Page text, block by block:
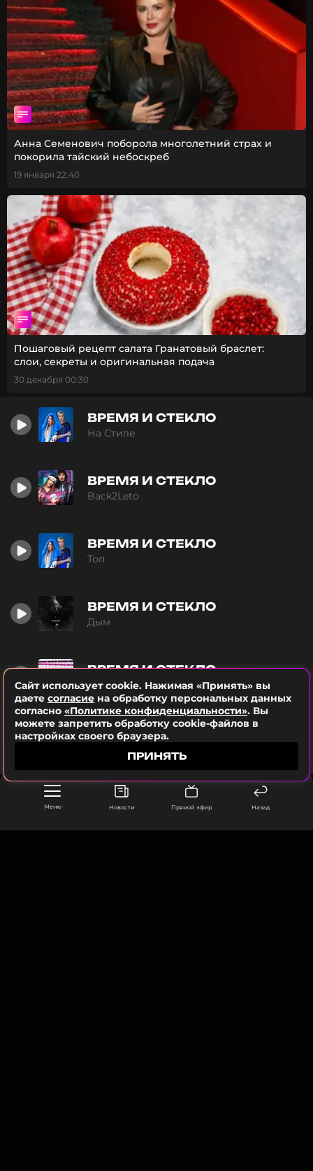
Меню Новости Прямой эфир Назад
ВРЕМЯ И СТЕКЛО
На Стиле
ВРЕМЯ И СТЕКЛО
Back2Leto
ВРЕМЯ И СТЕКЛО
Топ
ВРЕМЯ И СТЕКЛО
Дым
ВРЕМЯ И СТЕКЛО
Vislovo
ВРЕМЯ И СТЕКЛО
Анна Семенович поборола многолетний страх и
покорила тайский небоскреб
19 января 22:40
Пошаговый рецепт салата Гранатовый браслет:
слои, секреты и оригинальная подача
30 декабря 00:30
Сайт использует cookie. Нажимая «Принять» вы
даете согласие на обработку персональных данных
согласно «Политике конфиденциальности». Вы
можете запретить обработку cookie-файлов в
настройках своего браузера.
ПРИНЯТЬ